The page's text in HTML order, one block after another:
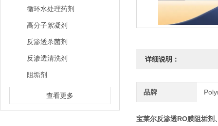
循环水处理药剂
高分子絮凝剂
反渗透杀菌剂
反渗透清洗剂
阻垢剂
查看更多
详细说明：
品牌
宝莱尔反渗透RO膜阻垢剂